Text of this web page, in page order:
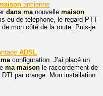
ancienne
dans manouvelle maison
eu de téléphone, le regard PTT
mon côté de la route. Puis-je
ADSL
maconfiguration. J'ai placé un
ma maison le raccordement de
par orange. Mon installation